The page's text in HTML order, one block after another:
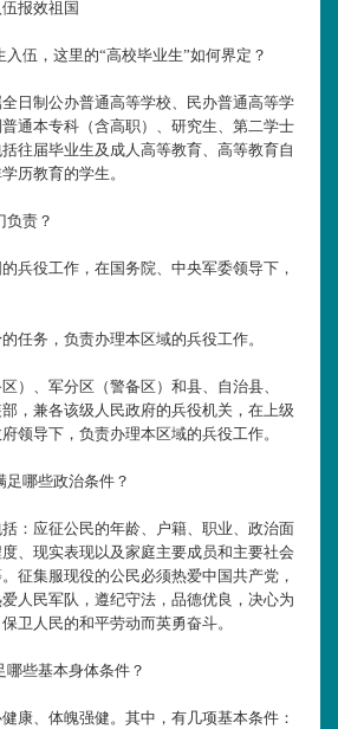
报效祖国
入伍，这里的“高校毕业生”如何界定？
日制公办普通高等学校、民办普通高等学
通本专科（含高职）、研究生、第二学士
往届毕业生及成人高等教育、高等教育自
历教育的学生。
负责？
兵役工作，在国务院、中央军委领导下，
任务，负责办理本区域的兵役工作。
）、军分区（警备区）和县、自治县、
，兼各该级人民政府的兵役机关，在上级
领导下，负责办理本区域的兵役工作。
哪些政治条件？
：应征公民的年龄、户籍、职业、政治面
、现实表现以及家庭主要成员和主要社会
征集服现役的公民必须热爱中国共产党，
人民军队，遵纪守法，品德优良，决心为
卫人民的和平劳动而英勇奋斗。
些基本身体条件？
康、体魄强健。其中，有几项基本条件：